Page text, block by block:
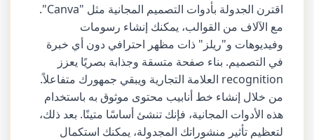
اقترن الجدولة بأدوات التصميم المجانية مثل "Canva".
مع الآلاف من القوالب، يمكنك إنشاء رسومات
وفيديوهات و"ريلز" ذات مظهر احترافي دون أي خبرة
في التصميم. بناء صفحة متسقة وجذابة بصريًا يعزز
recognition العلامة التجارية ويبقي جمهورك متفاعلاً.
من خلال إنشاء خط أنابيب محتوى موثوق به باستخدام
هذه الأدوات المجانية، فإنك تنشئ أساسًا متينًا. بعد ذلك،
لتعظيم تأثير منشوراتك المجدولة، يمكنك استكمال